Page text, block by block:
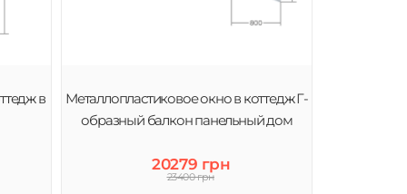
в
Металлопластиковое окно в коттедж Г-
образный балкон панельный дом
20279 грн
23400 грн